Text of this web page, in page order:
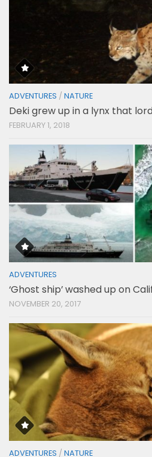
ADVENTURES / NATURE
Deki grew up in a lynx that
FEBRUARY 1, 2018
ADVENTURES
‘Ghost ship’ washed up on
NOVEMBER 20, 2017
ADVENTURES / NATURE